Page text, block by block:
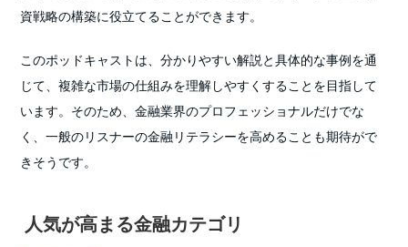
資戦略の構築に役立てることができます。
このポッドキャストは、分かりやすい解説と具体的な事例を通
じて、複雑な市場の仕組みを理解しやすくすることを目指して
います。そのため、金融業界のプロフェッショナルだけでな
く、一般のリスナーの金融リテラシーを高めることも期待がで
きそうです。
人気が高まる金融カテゴリ